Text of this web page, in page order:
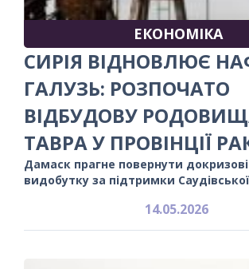
ЕКОНОМІКА
СИРІЯ ВІДНОВЛЮЄ
ГАЛУЗЬ: РОЗПОЧАТО
ВІДБУДОВУ
ТАВРА У ПРОВІНЦІЇ
Дамаск прагне повернути
видобутку за підтримки Саудівської
14.05.2026